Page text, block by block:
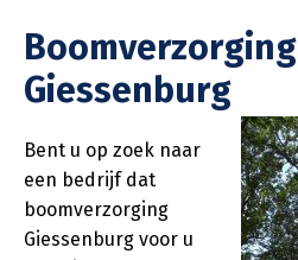
Boomverzorging
Giessenburg
Bent u op zoek naar
een bedrijf dat
boomverzorging
Giessenburg voor u